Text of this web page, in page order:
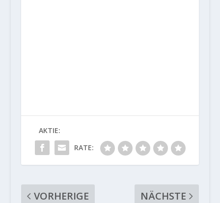
AKTIE:
RATE:
VORHERIGE
NÄCHSTE